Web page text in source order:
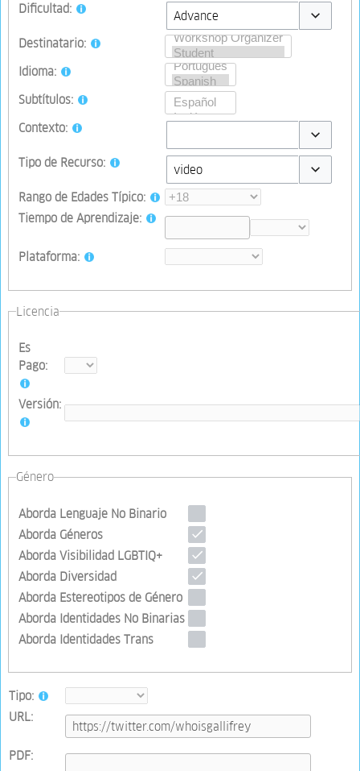
Dificultad:
Destinatario:
Idioma:
Subtítulos:
Contexto:
Toggle
Tipo de Recurso:
Rango de Edades Típico:
Tiempo de Aprendizaje:
Plataforma:
Licencia
Es
Pago:
Versión:
Género
Aborda Lenguaje No Binario
Aborda Géneros
Aborda Visibilidad LGBTIQ+
Aborda Diversidad
Aborda Estereotipos de Género
Aborda Identidades No Binarias
Aborda Identidades Trans
Tipo:
URL:
PDF: